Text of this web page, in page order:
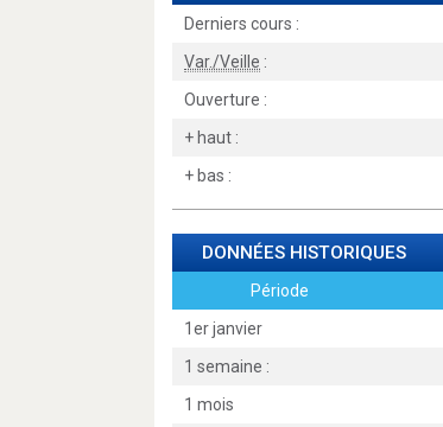
Derniers cours :
Var./Veille :
Ouverture :
+ haut :
+ bas :
DONNÉES HISTORIQUES
Période
1er janvier
1 semaine :
1 mois